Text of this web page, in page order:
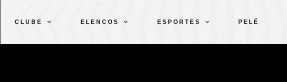
CLUBE ELENCOS ESPORTES PELÉ